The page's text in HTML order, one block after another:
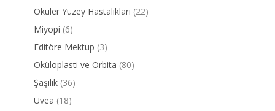
Oküler Yüzey Hastalıkları (22)
Miyopi (6)
Editöre Mektup (3)
Oküloplasti ve Orbita (80)
Şaşılık (36)
Uvea (18)